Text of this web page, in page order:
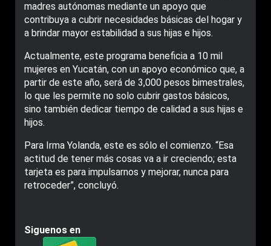
madres autónomas mediante un apoyo que
contribuya a cubrir necesidades básicas del hogar y
a brindar mayor estabilidad a sus hijas e hijos.
Actualmente, este programa beneficia a 10 mil
mujeres en Yucatán, con un apoyo económico que, a
partir de este año, será de 3,000 pesos bimestrales,
lo que les permite no solo cubrir gastos básicos,
sino también dedicar tiempo de calidad a sus hijas e
hijos.
Para Irma Yolanda, este es sólo el comienzo. “Esa
actitud de tener más cosas va a ir creciendo; esta
tarjeta es para impulsarnos y mejorar, nunca para
retroceder”, concluyó.
Siguenos en